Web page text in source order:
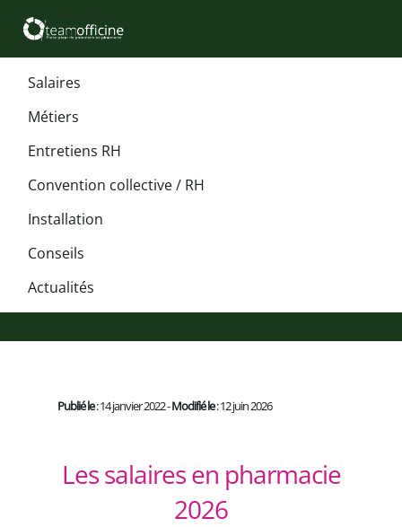
Salaires
Métiers
Entretiens RH
Convention collective / RH
Installation
Conseils
Actualités
Publié le: 14 janvier 2022 -Modifié le: 12 juin 2026
Les salaires en pharmacie
2026